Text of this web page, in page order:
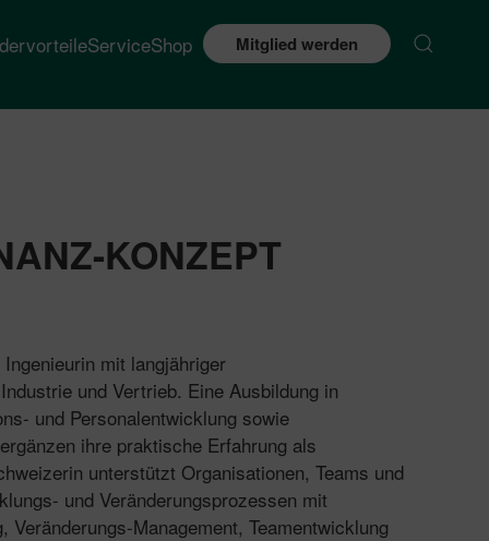
ServiceShop Mitglied werden
KONZEPT
mit langjähriger
und Vertrieb. Eine Ausbildung in
und Personalentwicklung sowie
ihre praktische Erfahrung als
unterstützt Organisationen, Teams und
und Veränderungsprozessen mit
Veränderungs-Management, Teamentwicklung